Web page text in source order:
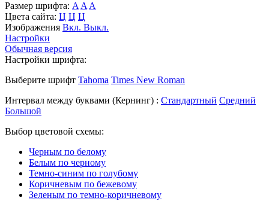
Размер шрифта: A A A
Цвета сайта: Ц Ц Ц
Изображения Вкл. Выкл.
Настройки
Обычная версия
Настройки шрифта:
Выберите шрифт Tahoma Times New Roman
Интервал между буквами (Кернинг) : Стандартный Средний
Большой
Выбор цветовой схемы:
Черным по белому
Белым по черному
Темно-синим по голубому
Коричневым по бежевому
Зеленым по темно-коричневому